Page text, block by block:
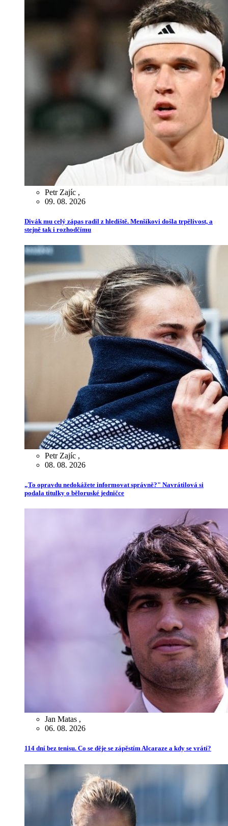
Petr Zajíc ,
09. 08. 2026
Divák mu celý zápas radil z hlediště. Menšíkovi došla trpělivost, a
stejně tak i rozhodčímu
Petr Zajíc ,
08. 08. 2026
„To opravdu nedokážete informovat správně?" Navrátilová si
podala titulky o běloruské jedničce
Jan Matas ,
06. 08. 2026
114 dní bez tenisu. Co se děje se zápěstím Alcaraze a kdy se vrátí?